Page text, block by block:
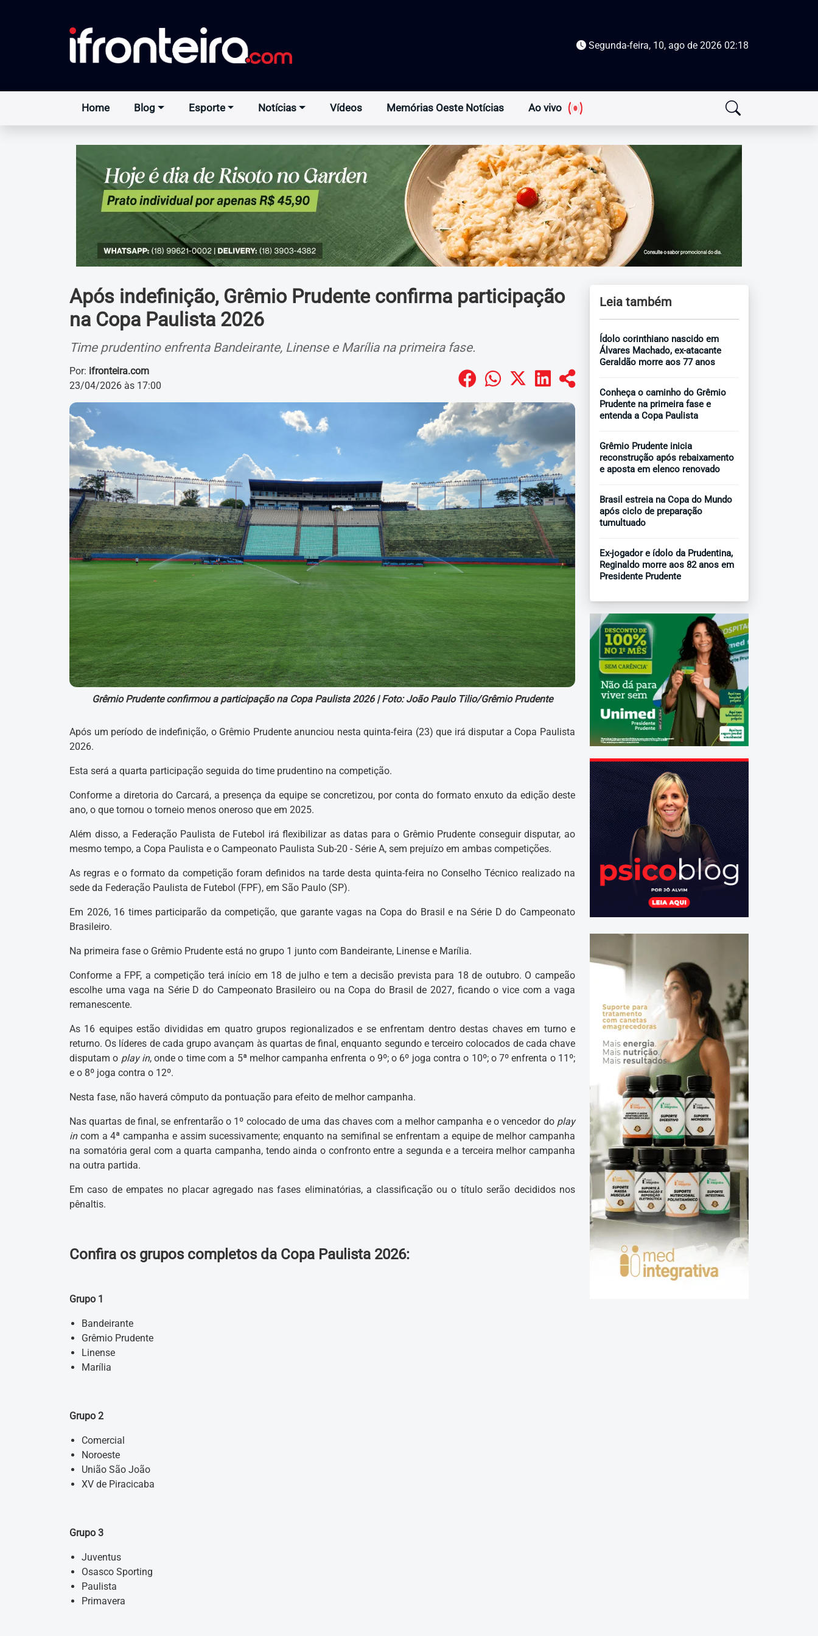
Segunda-feira, 10, ago de 2026 02:18
Home Blog Esporte Notícias Vídeos Memórias Oeste Notícias Ao vivo
Após indefinição, Grêmio Prudente confirma participação
na Copa Paulista 2026
Time prudentino enfrenta Bandeirante, Linense e Marília na primeira fase.
Por: ifronteira.com
23/04/2026 às 17:00
Grêmio Prudente confirmou a participação na Copa Paulista 2026 | Foto: João Paulo Tilio/Grêmio Prudente
Após um período de indefinição, o Grêmio Prudente anunciou nesta quinta-feira (23) que irá disputar a Copa Paulista
2026.
Esta será a quarta participação seguida do time prudentino na competição.
Conforme a diretoria do Carcará, a presença da equipe se concretizou, por conta do formato enxuto da edição deste
ano, o que tornou o torneio menos oneroso que em 2025.
Além disso, a Federação Paulista de Futebol irá flexibilizar as datas para o Grêmio Prudente conseguir disputar, ao
mesmo tempo, a Copa Paulista e o Campeonato Paulista Sub-20 - Série A, sem prejuízo em ambas competições.
As regras e o formato da competição foram definidos na tarde desta quinta-feira no Conselho Técnico realizado na
sede da Federação Paulista de Futebol (FPF), em São Paulo (SP).
Em 2026, 16 times participarão da competição, que garante vagas na Copa do Brasil e na Série D do Campeonato
Brasileiro.
Na primeira fase o Grêmio Prudente está no grupo 1 junto com Bandeirante, Linense e Marília.
Conforme a FPF, a competição terá início em 18 de julho e tem a decisão prevista para 18 de outubro. O campeão
escolhe uma vaga na Série D do Campeonato Brasileiro ou na Copa do Brasil de 2027, ficando o vice com a vaga
remanescente.
As 16 equipes estão divididas em quatro grupos regionalizados e se enfrentam dentro destas chaves em turno e
returno. Os líderes de cada grupo avançam às quartas de final, enquanto segundo e terceiro colocados de cada chave
disputam o play in, onde o time com a 5ª melhor campanha enfrenta o 9º; o 6º joga contra o 10º; o 7º enfrenta o 11º;
e o 8º joga contra o 12º.
Nesta fase, não haverá cômputo da pontuação para efeito de melhor campanha.
Nas quartas de final, se enfrentarão o 1º colocado de uma das chaves com a melhor campanha e o vencedor do play
incom a 4ª campanha e assim sucessivamente; enquanto na semifinal se enfrentam a equipe de melhor campanha
na somatória geral com a quarta campanha, tendo ainda o confronto entre a segunda e a terceira melhor campanha
na outra partida.
Em caso de empates no placar agregado nas fases eliminatórias, a classificação ou o título serão decididos nos
pênaltis.
Confira os grupos completos da Copa Paulista 2026:
Grupo 1
Bandeirante
Grêmio Prudente
Linense
Marília
Grupo 2
Comercial
Noroeste
União São João
XV de Piracicaba
Grupo 3
Juventus
Osasco Sporting
Paulista
Primavera
Leia também
Ídolo corinthiano nascido em
Álvares Machado, ex-atacante
Geraldão morre aos 77 anos
Conheça o caminho do Grêmio
Prudente na primeira fase e
entenda a Copa Paulista
Grêmio Prudente inicia
reconstrução após rebaixamento
e aposta em elenco renovado
Brasil estreia na Copa do Mundo
após ciclo de preparação
tumultuado
Ex-jogador e ídolo da Prudentina,
Reginaldo morre aos 82 anos em
Presidente Prudente